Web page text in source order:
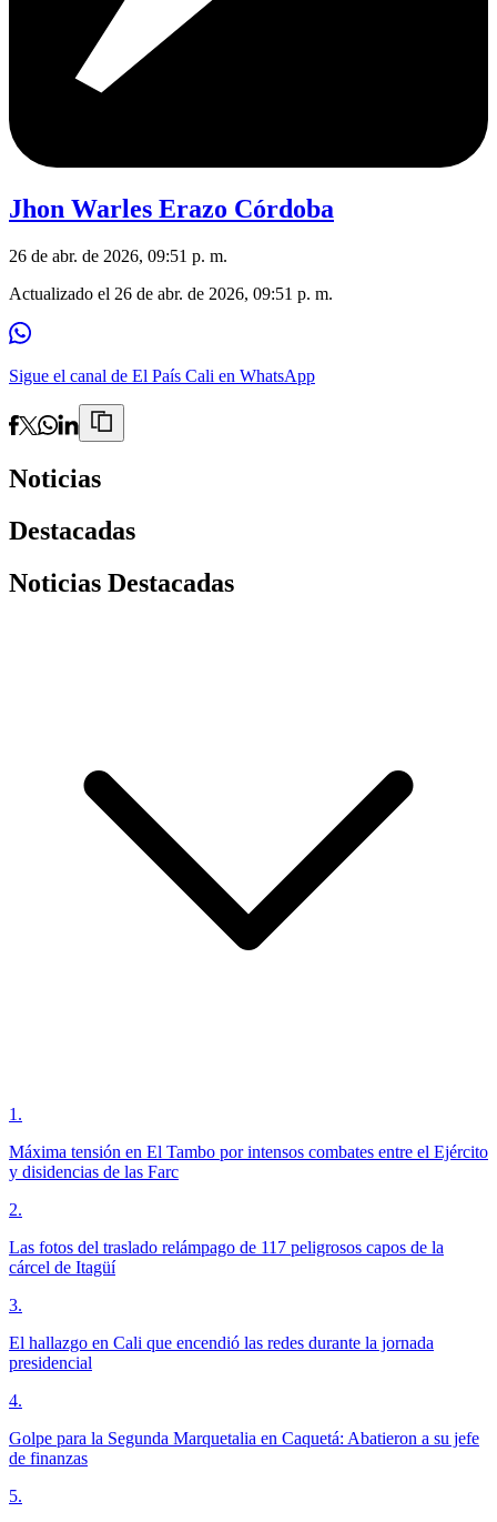
Jhon Warles Erazo Córdoba
26 de abr. de 2026, 09:51 p. m.
Actualizado el 26 de abr. de 2026, 09:51 p. m.
Sigue el canal de El País Cali en WhatsApp
Noticias
Destacadas
Noticias Destacadas
1 .
Máxima tensión en El Tambo por intensos combates entre el Ejército
y disidencias de las Farc
2.
Las fotos del traslado relámpago de 117 peligrosos capos de la
cárcel de Itagüí
3.
El hallazgo en Cali que encendió las redes durante la jornada
presidencial
4.
Golpe para la Segunda Marquetalia en Caquetá: Abatieron a su jefe
de finanzas
5.